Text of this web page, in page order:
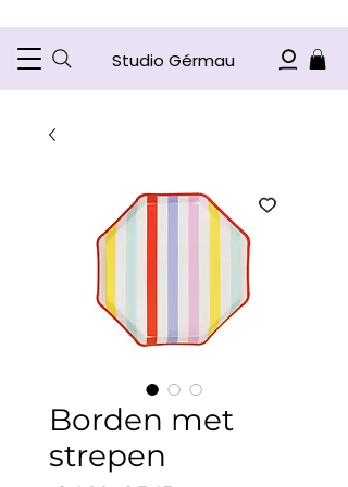
Studio Gérmau
Borden met
strepen